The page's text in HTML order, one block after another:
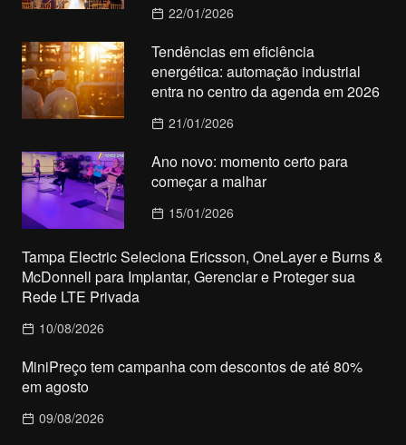
22/01/2026
Tendências em eficiência
energética: automação industrial
entra no centro da agenda em 2026
21/01/2026
Ano novo: momento certo para
começar a malhar
15/01/2026
Tampa Electric Seleciona Ericsson, OneLayer e Burns &
McDonnell para Implantar, Gerenciar e Proteger sua
Rede LTE Privada
10/08/2026
MiniPreço tem campanha com descontos de até 80%
em agosto
09/08/2026